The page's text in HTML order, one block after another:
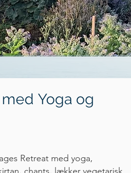
med Yoga og
Retreat med yoga,